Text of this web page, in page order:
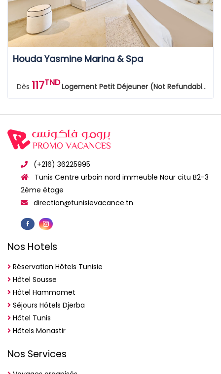
Houda Yasmine Marina & Spa
Dès 117TNDLogement Petit Déjeuner (Not Refundable)
(+216) 36225995
Tunis Centre urbain nord immeuble Nour citu B2-3
2ème étage
direction@tunisievacance.tn
Nos Hotels
Réservation Hôtels Tunisie
Hôtel Sousse
Hôtel Hammamet
Séjours Hôtels Djerba
Hôtel Tunis
Hôtels Monastir
Nos Services